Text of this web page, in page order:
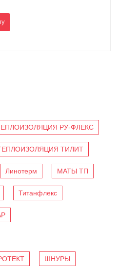
РУ-ФЛЕКС
ТИЛИТ
Линотерм МАТЫ ТП
Титанфлекс
ШНУРЫ